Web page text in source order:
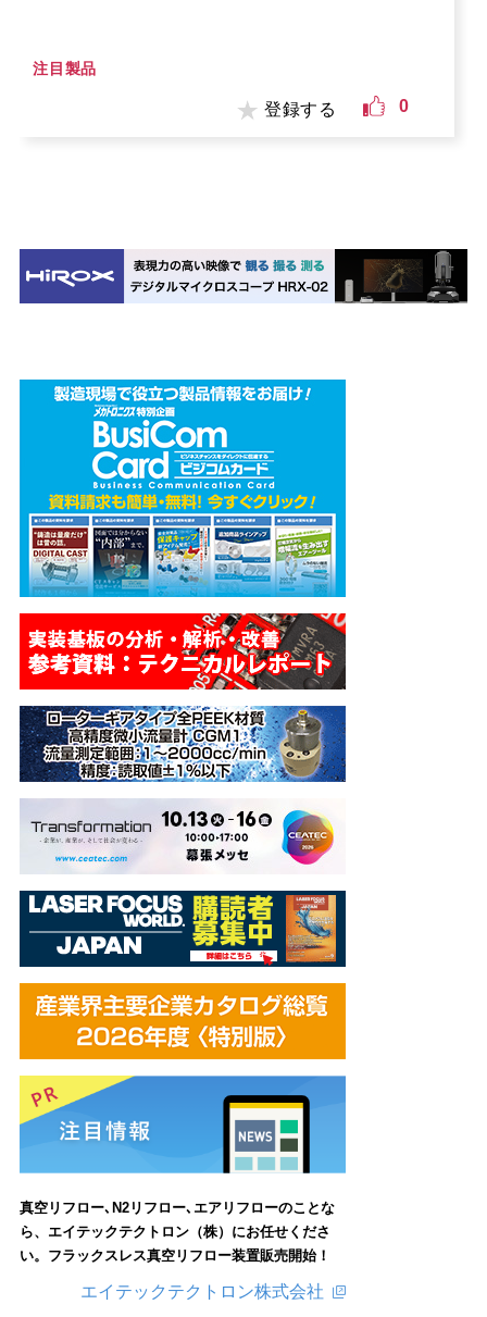
注目製品
登録する 0
真空リフロー､N2リフロー､エアリフローのことな
ら、エイテックテクトロン（株）にお任せくださ
い。フラックスレス真空リフロー装置販売開始！
エイテックテクトロン株式会社